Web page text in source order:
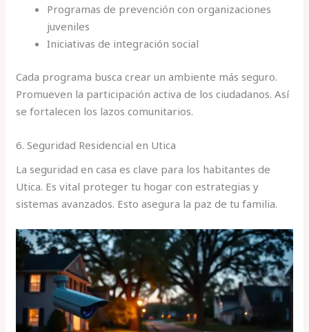
Programas de prevención con organizaciones
juveniles
Iniciativas de integración social
Cada programa busca crear un ambiente más seguro.
Promueven la participación activa de los ciudadanos. Así
se fortalecen los lazos comunitarios.
6. Seguridad Residencial en Utica
La seguridad en casa es clave para los habitantes de
Utica. Es vital proteger tu hogar con estrategias y
sistemas avanzados. Esto asegura la paz de tu familia.